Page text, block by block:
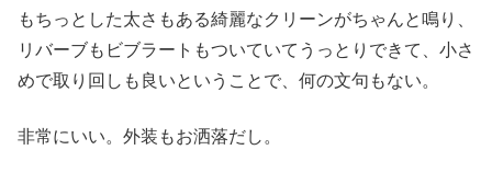
もちっとした太さもある綺麗なクリーンがちゃんと鳴り、
リバーブもビブラートもついていてうっとりできて、小さ
めで取り回しも良いということで、何の文句もない。
非常にいい。外装もお洒落だし。